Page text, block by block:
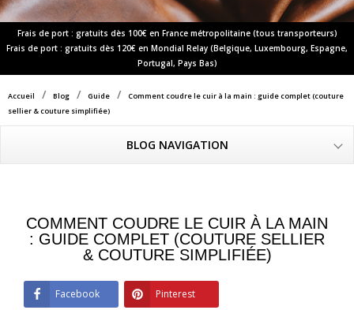
Frais de port : gratuits dès 100€ en France métropolitaine (tous transporteurs)
Frais de port : gratuits dès 120€ en Mondial Relay (Belgique, Luxembourg, Espagne,
Portugal, Pays Bas)
Accueil Blog Guide
Comment coudre le cuir à la main : guide complet (couture
sellier & couture simplifiée)
BLOG NAVIGATION
COMMENT COUDRE LE CUIR À LA MAIN
: GUIDE COMPLET (COUTURE SELLIER
& COUTURE SIMPLIFIÉE)
Facebook Pinterest